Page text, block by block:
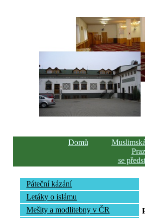
Domů
se
Páteční kázání
Letáky o islámu
Mešity a modlitebny v ČR